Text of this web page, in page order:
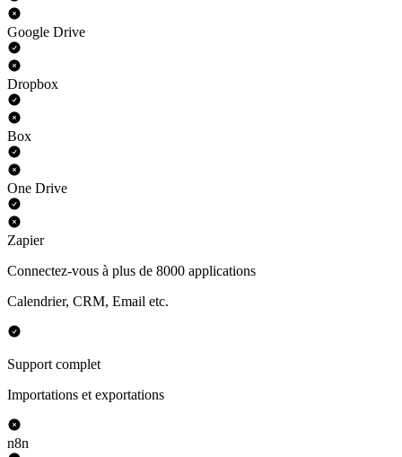
Google Drive
Dropbox
Box
One Drive
Zapier
Connectez-vous à plus de 8000 applications
Calendrier, CRM, Email etc.
Support complet
Importations et exportations
n8n